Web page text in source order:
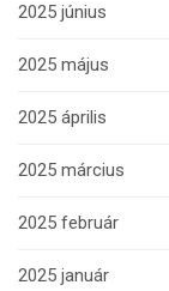
2025 június
2025 május
2025 április
2025 március
2025 február
2025 január